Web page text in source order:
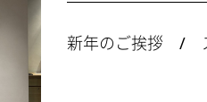
新年のご挨拶 /